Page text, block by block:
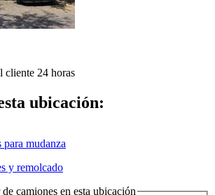
cliente 24 horas
ubicación:
para mudanza
y remolcado
camiones en esta ubicación